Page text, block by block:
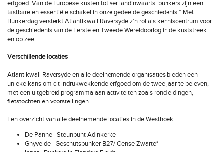
erfgoed. Van de Europese kusten tot ver landinwaarts: bunkers zijn een
tastbare en essentiële schakel in onze gedeelde geschiedenis.” Met
Bunkerdag versterkt Atlantikwall Raversyde z’n rol als kenniscentrum voor
de geschiedenis van de Eerste en Tweede Wereldoorlog in de kuststreek
en op zee.
Verschillende locaties
Atlantikwall Raversyde en alle deelnemende organisaties bieden een
unieke kans om dit indrukwekkende erfgoed om de twee jaar te beleven,
met een uitgebreid programma aan activiteiten zoals rondleidingen,
fietstochten en voorstellingen.
Een overzicht van alle deelnemende locaties in de Westhoek:
De Panne - Steunpunt Adinkerke
Ghyvelde - Geschutsbunker B27/ Cense Zwarte*